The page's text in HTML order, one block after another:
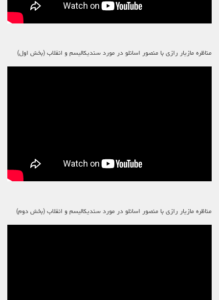
مناظره مازیار رازی با منصور اسانلو در مورد سندیکالیسم و انقلاب (بخش اول)
مناظره مازیار رازی با منصور اسانلو در مورد سندیکالیسم و انقلاب (بخش دوم)